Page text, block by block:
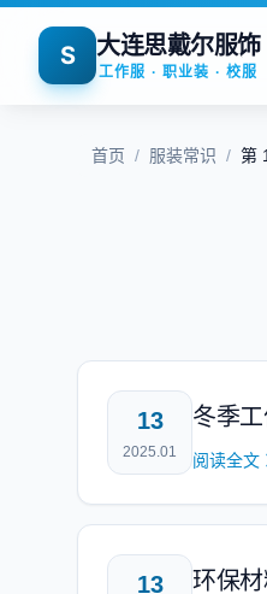
S 大连思戴尔服饰
工作服 · 职业装 · 校服
首页 / 服装常识 / 第
13
2025.01
冬季
阅读全文
13 环保